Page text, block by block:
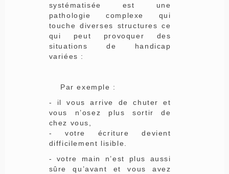
systématisée est une
pathologie complexe qui
touche diverses structures ce
qui peut provoquer des
situations de handicap
variées :
Par exemple :
- il vous arrive de chuter et
vous n’osez plus sortir de
chez vous,
- votre écriture devient
difficilement lisible.
- votre main n’est plus aussi
sûre qu’avant et vous avez